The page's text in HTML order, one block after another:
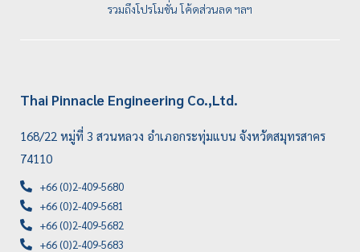
รวมถึงโปรโมชั่น โค้ดส่วนลด ฯลฯ
Thai Pinnacle Engineering Co.,Ltd.
168/22 หมู่ที่ 3 สวนหลวง อำเภอกระทุ่มแบน จังหวัดสมุทรสาคร
74110
+66 (0)2-409-5680
+66 (0)2-409-5681
+66 (0)2-409-5682
+66 (0)2-409-5683